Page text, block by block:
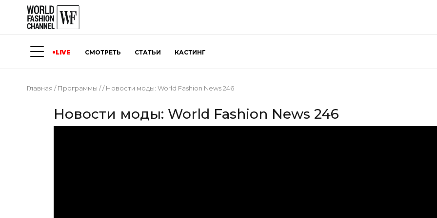
LIVE СМОТРЕТЬ СТАТЬИ КАСТИНГ
Главная /Программы //Новости моды: World Fashion News 246
Новости моды: World Fashion News 246